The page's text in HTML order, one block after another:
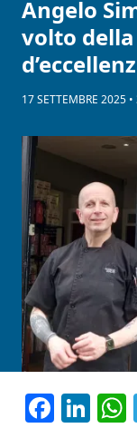
Angelo
volto
17 SETTEMBRE 2025 •